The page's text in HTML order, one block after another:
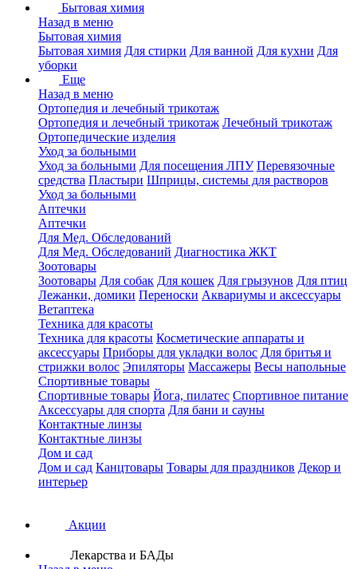
Бытовая химия
Назад в меню
Бытовая химия
Бытовая химия Для стирки Для ванной Для кухни Для
уборки
Еще
Назад в меню
Ортопедия и лечебный трикотаж
Ортопедия и лечебный трикотаж Лечебный трикотаж
Ортопедические изделия
Уход за больными
Уход за больными Для посещения ЛПУ Перевязочные
средства Пластыри Шприцы, системы для растворов
Уход за больными
Аптечки
Аптечки
Для Мед. Обследований
Для Мед. Обследований Диагностика ЖКТ
Зоотовары
Зоотовары Для собак Для кошек Для грызунов Для птиц
Лежанки, домики Переноски Аквариумы и аксессуары
Ветаптека
Техника для красоты
Техника для красоты Косметические аппараты и
аксессуары Приборы для укладки волос Для бритья и
стрижки волос Эпиляторы Массажеры Весы напольные
Спортивные товары
Спортивные товары Йога, пилатес Спортивное питание
Аксессуары для спорта Для бани и сауны
Контактные линзы
Контактные линзы
Дом и сад
Дом и сад Канцтовары Товары для праздников Декор и
интерьер
Акции
Лекарства и БАДы